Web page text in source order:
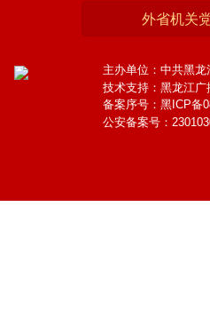
外省机关
主办单位：中共黑
技术支持：黑龙江广
备案序号：黑ICP备
公安备案号：